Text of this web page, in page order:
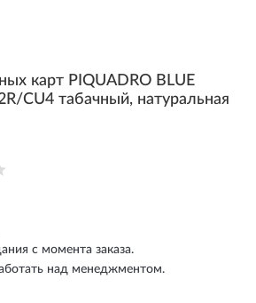
карт PIQUADRO BLUE
CU4 табачный, натуральная
с момента заказа.
над менеджментом.